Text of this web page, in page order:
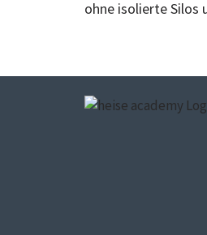
ohne isolierte Silos